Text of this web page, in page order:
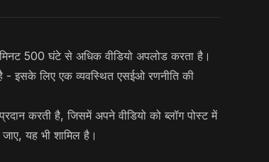
500 घंटे से अधिक वीडियो अपलोड करता है।
- इसके लिए एक व्यवस्थित एसईओ रणनीति की
करती है, जिसमें अपने वीडियो को ब्लॉग पोस्ट में
यह भी शामिल है।